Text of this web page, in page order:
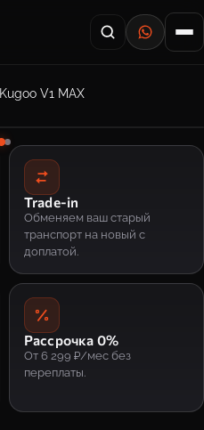
Kugoo V1 MAX
Trade-in
Обменяем ваш старый
транспорт на новый с
доплатой.
Рассрочка 0%
От 6 299 ₽/мес без
переплаты.